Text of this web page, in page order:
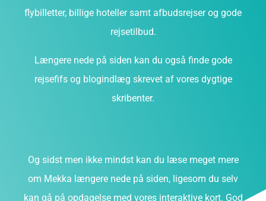
flybilletter, billige hoteller samt afbudsrejser og gode
rejsetilbud.
Længere nede på siden kan du også finde gode
rejsefifs og blogindlæg skrevet af vores dygtige
skribenter.
Og sidst men ikke mindst kan du læse meget mere
om Mekka længere nede på siden, ligesom du selv
kan gå på opdagelse med vores interaktive kort. God